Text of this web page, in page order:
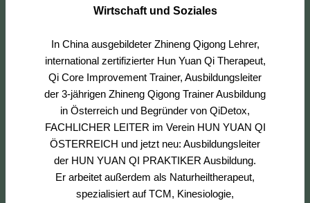
Wirtschaft und Soziales
In China ausgebildeter Zhineng Qigong Lehrer,
international zertifizierter Hun Yuan Qi Therapeut,
Qi Core Improvement Trainer, Ausbildungsleiter
der 3-jährigen Zhineng Qigong Trainer Ausbildung
in Österreich und Begründer von QiDetox,
FACHLICHER LEITER im Verein HUN YUAN QI
ÖSTERREICH und jetzt neu: Ausbildungsleiter
der HUN YUAN QI PRAKTIKER Ausbildung.
Er arbeitet außerdem als Naturheiltherapeut,
spezialisiert auf TCM, Kinesiologie,